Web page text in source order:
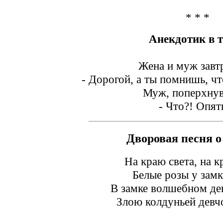
* * *
Анекдотик в
Жена и муж
- Дорогой, а ты помнишь,
Муж,
- Что?!
Дворовая песня
На краю света, на
Белые розы у
В замке волшебном
Злою колдуньей